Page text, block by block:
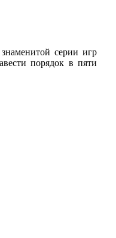
серии игр
порядок в пяти